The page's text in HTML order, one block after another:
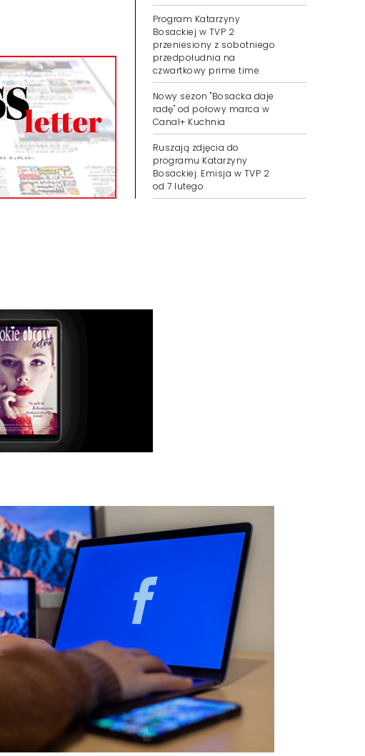
Program Katarzyny
Bosackiej w TVP 2
przeniesiony z sobotniego
przedpołudnia na
czwartkowy prime time
Nowy sezon "Bosacka daje
radę" od połowy marca w
Canal+ Kuchnia
Ruszają zdjęcia do
programu Katarzyny
Bosackiej. Emisja w TVP 2
od 7 lutego